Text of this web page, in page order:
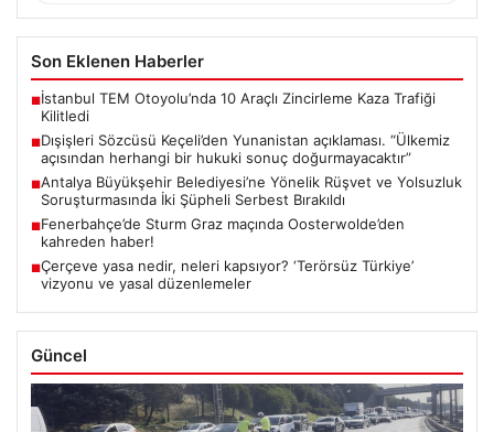
Son Eklenen Haberler
■İstanbul TEM Otoyolu’nda 10 Araçlı Zincirleme Kaza Trafiği
Kilitledi
■Dışişleri Sözcüsü Keçeli’den Yunanistan açıklaması. “Ülkemiz
açısından herhangi bir hukuki sonuç doğurmayacaktır”
■Antalya Büyükşehir Belediyesi’ne Yönelik Rüşvet ve Yolsuzluk
Soruşturmasında İki Şüpheli Serbest Bırakıldı
■Fenerbahçe’de Sturm Graz maçında Oosterwolde’den
kahreden haber!
■Çerçeve yasa nedir, neleri kapsıyor? ‘Terörsüz Türkiye’
vizyonu ve yasal düzenlemeler
Güncel